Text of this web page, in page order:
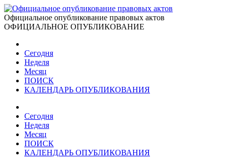
Официальное опубликование правовых актов
ОФИЦИАЛЬНОЕ ОПУБЛИКОВАНИЕ
Сегодня
Неделя
Месяц
ПОИСК
КАЛЕНДАРЬ ОПУБЛИКОВАНИЯ
Сегодня
Неделя
Месяц
ПОИСК
КАЛЕНДАРЬ ОПУБЛИКОВАНИЯ